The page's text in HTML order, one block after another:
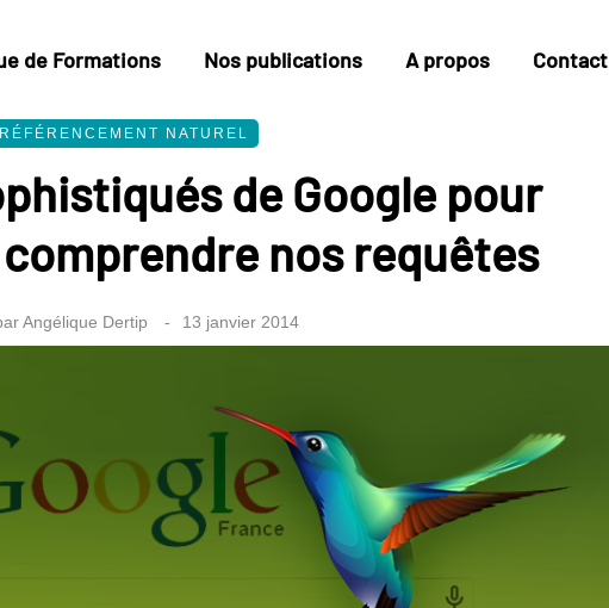
de Formations Nos publications A propos Contact
RÉFÉRENCEMENT NATUREL
de Google pour
nos requêtes
Angélique Dertip 13 janvier 2014